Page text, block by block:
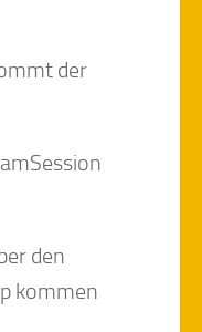
der
den
kommen